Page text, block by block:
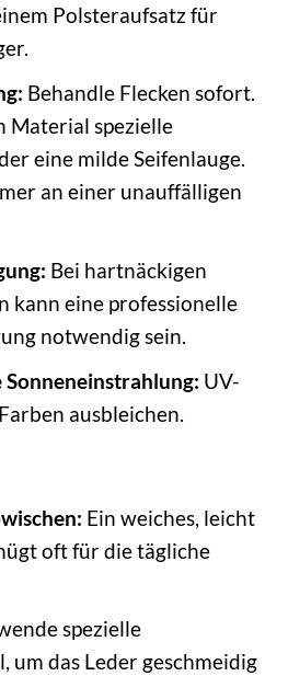
Polsteraufsatz für
Behandle Flecken sofort.
Material spezielle
eine milde Seifenlauge.
an einer unauffälligen
Bei hartnäckigen
kann eine professionelle
notwendig sein.
UV-
ausbleichen.
Ein weiches, leicht
oft für die tägliche
spezielle
um das Leder geschmeidig